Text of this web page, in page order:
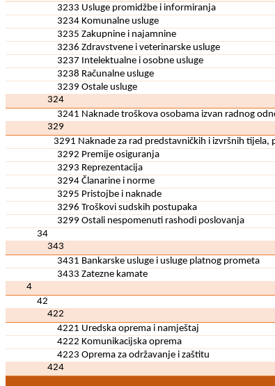
3233 Usluge promidžbe i informiranja
3234 Komunalne usluge
3235 Zakupnine i najamnine
3236 Zdravstvene i veterinarske usluge
3237 Intelektualne i osobne usluge
3238 Računalne usluge
3239 Ostale usluge
324
3241 Naknade troškova osobama izvan radnog
329
3291 Naknade za rad predstavničkih i izvršnih tijela,
3292 Premije osiguranja
3293 Reprezentacija
3294 Članarine i norme
3295 Pristojbe i naknade
3296 Troškovi sudskih postupaka
3299 Ostali nespomenuti rashodi poslovanja
34
343
3431 Bankarske usluge i usluge platnog prometa
3433 Zatezne kamate
4
42
422
4221 Uredska oprema i namještaj
4222 Komunikacijska oprema
4223 Oprema za održavanje i zaštitu
424